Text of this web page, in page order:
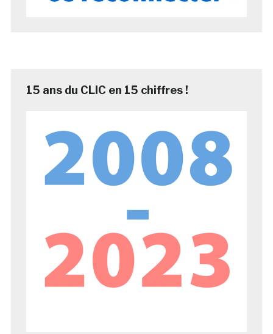
15 ans du CLIC en 15 chiffres !